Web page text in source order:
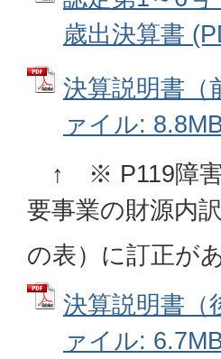
歳出決算書
決算説明書（
ァイル:
↑ ※ P119障害
要事業の財源内
の表）に訂正が
決算説明書（
ァイル: